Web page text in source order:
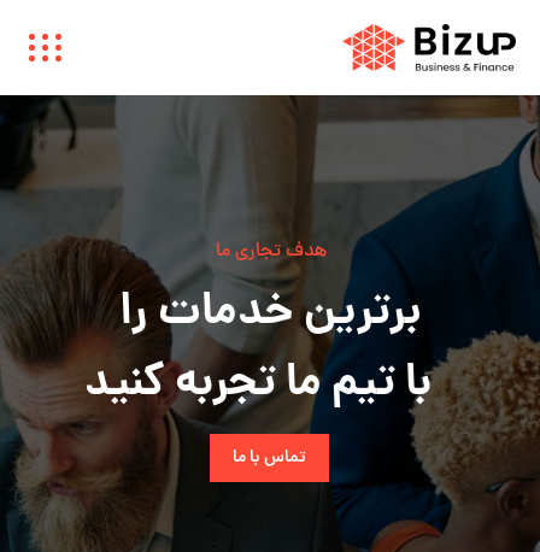
با تیم ما تجربه کنید
تماس با ما
هدف تجاری ما
برترین خدمات را